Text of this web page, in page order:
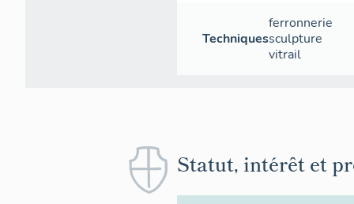
Techniques
ferronnerie
sculpture
vitrail
Statut, intérêt et